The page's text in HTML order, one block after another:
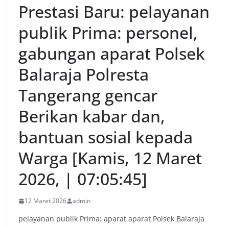
Prestasi Baru: pelayanan
publik Prima: personel,
gabungan aparat Polsek
Balaraja Polresta
Tangerang gencar
Berikan kabar dan,
bantuan sosial kepada
Warga [Kamis, 12 Maret
2026, | 07:05:45]
12 Maret 2026 admin
pelayanan publik Prima: aparat aparat Polsek Balaraja